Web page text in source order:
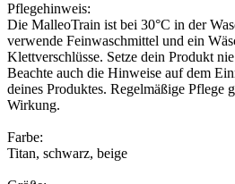
Pflegehinweis:
Die MalleoTrain ist bei 30°C in der
verwende Feinwaschmittel und ein
Klettverschlüsse. Setze dein Produkt
Beachte auch die Hinweise auf dem
deines Produktes. Regelmäßige Pflege
Wirkung.
Farbe:
Titan, schwarz, beige